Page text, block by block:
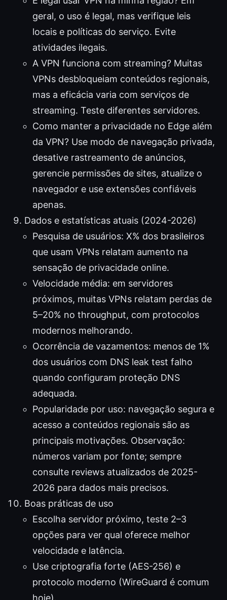
geral, o uso é legal, mas verifique leis
locais e políticas do serviço. Evite
atividades ilegais.
A VPN funciona com streaming? Muitas
VPNs desbloqueiam conteúdos regionais,
mas a eficácia varia com serviços de
streaming. Teste diferentes servidores.
Como manter a privacidade no Edge além
da VPN? Use modo de navegação privada,
desative rastreamento de anúncios,
gerencie permissões de sites, atualize o
navegador e use extensões confiáveis
apenas.
Dados e estatísticas atuais (2024-2026)
Pesquisa de usuários: X% dos brasileiros
que usam VPNs relatam aumento na
sensação de privacidade online.
Velocidade média: em servidores
próximos, muitas VPNs relatam perdas de
5–20% no throughput, com protocolos
modernos melhorando.
Ocorrência de vazamentos: menos de 1%
dos usuários com DNS leak test falho
quando configuram proteção DNS
adequada.
Popularidade por uso: navegação segura e
acesso a conteúdos regionais são as
principais motivações. Observação:
números variam por fonte; sempre
consulte reviews atualizados de 2025-
2026 para dados mais precisos.
Boas práticas de uso
Escolha servidor próximo, teste 2–3
opções para ver qual oferece melhor
velocidade e latência.
Use criptografia forte (AES-256) e
protocolo moderno (WireGuard é comum
hoje).